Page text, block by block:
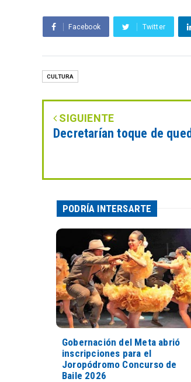
Facebook Twitter
CULTURA
SIGUIENTE
Decretarían toque de
PODRÍA INTERSARTE
Gobernación del Meta abrió
inscripciones para el
Joropódromo Concurso de
Baile 2026